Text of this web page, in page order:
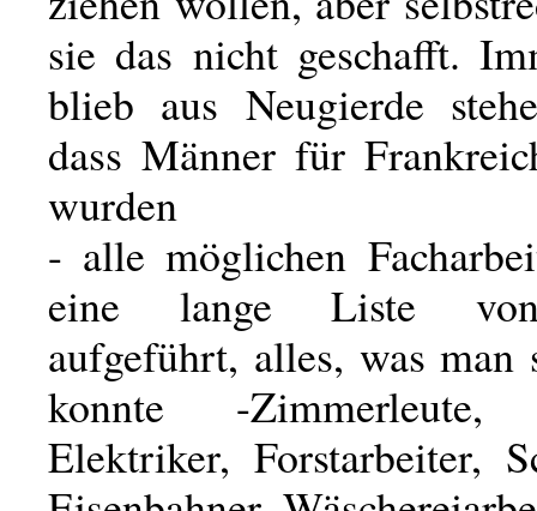
sie das nicht geschafft.
blieb aus Neugierde
dass Männer für
wurden
- alle möglichen
eine lange Liste
aufgeführt, alles, was man
konnte -Zimmerleute,
Elektriker, Forstarbeiter,